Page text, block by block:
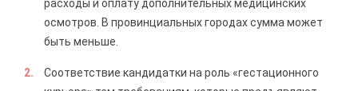
расходы и оплату дополнительных медицинских
осмотров. В провинциальных городах сумма может
быть меньше.
Соответствие кандидатки на роль «гестационного